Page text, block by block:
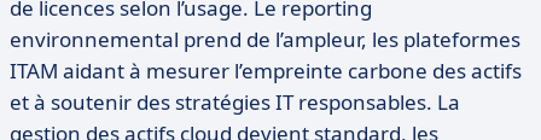
de licences selon l’usage. Le reporting
environnemental prend de l’ampleur, les plateformes
ITAM aidant à mesurer l’empreinte carbone des actifs
et à soutenir des stratégies IT responsables. La
gestion des actifs cloud devient standard, les